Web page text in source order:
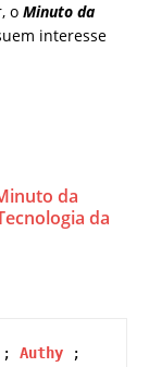
o Minuto da
interesse
da
da
; Authy